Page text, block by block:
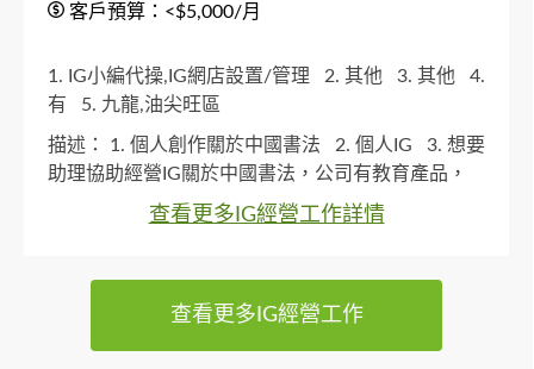
客戶預算：<$5,000/月
1. IG小編代操,IG網店設置/管理 2. 其他 3. 其他
4.
有
5. 九龍,油尖旺區
描述： 1. 個人創作關於中國書法 2. 個人IG
3. 想要
助理協助經營IG關於中國書法，公司有教育產品，
想打造一個年輕企業家形象同提升大眾對中國文化
基本reels剪接, photo editing, 同埋有想法，敢於創新
查看更多IG經營工作詳情
查看更多IG經營工作